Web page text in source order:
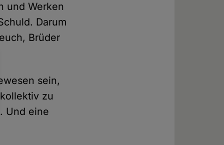
und Werken
Darum
Brüder
sein,
zu
Und eine